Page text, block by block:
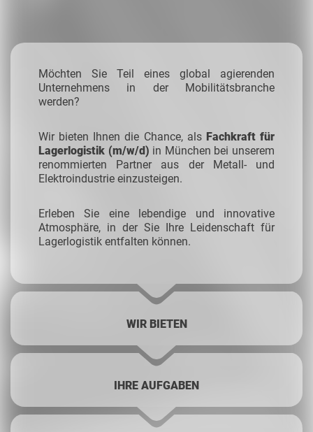
Möchten Sie Teil eines global agierenden
Unternehmens in der Mobilitätsbranche
werden?
Wir bieten Ihnen die Chance, als Fachkraft für
Lagerlogistik (m/w/d) in München bei unserem
renommierten Partner aus der Metall- und
Elektroindustrie einzusteigen.
Erleben Sie eine lebendige und innovative
Atmosphäre, in der Sie Ihre Leidenschaft für
Lagerlogistik entfalten können.
WIR BIETEN
IHRE AUFGABEN